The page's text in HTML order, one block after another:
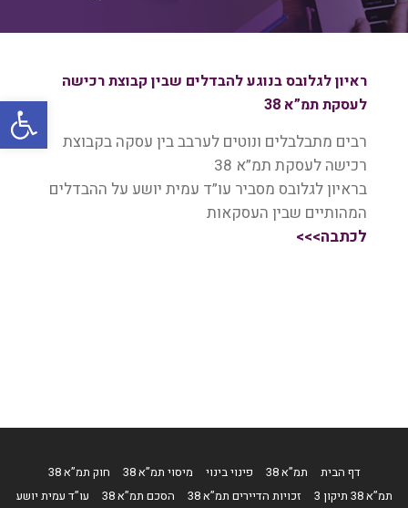
ראיון לגלובס בנוגע להבדלים שבין קבוצת רכישה
לעסקת תמ”א 38
רבים מתבלבלים ונוטים לערבב בין עסקה בקבוצת
רכישה לעסקת תמ”א 38
בראיון לגלובס מסביר עו”ד עמית יושע על ההבדלים
המהותיים שבין העסקאות
לכתבה>>>
דף הבית תמ”א 38 פינוי בינוי מיסוי תמ”א 38
חוק תמ”א 38
תמ”א 38 תיקון 3
זכויות הדיירים תמ”א 38 הסכם תמ”א 38 עו”ד עמית יושע